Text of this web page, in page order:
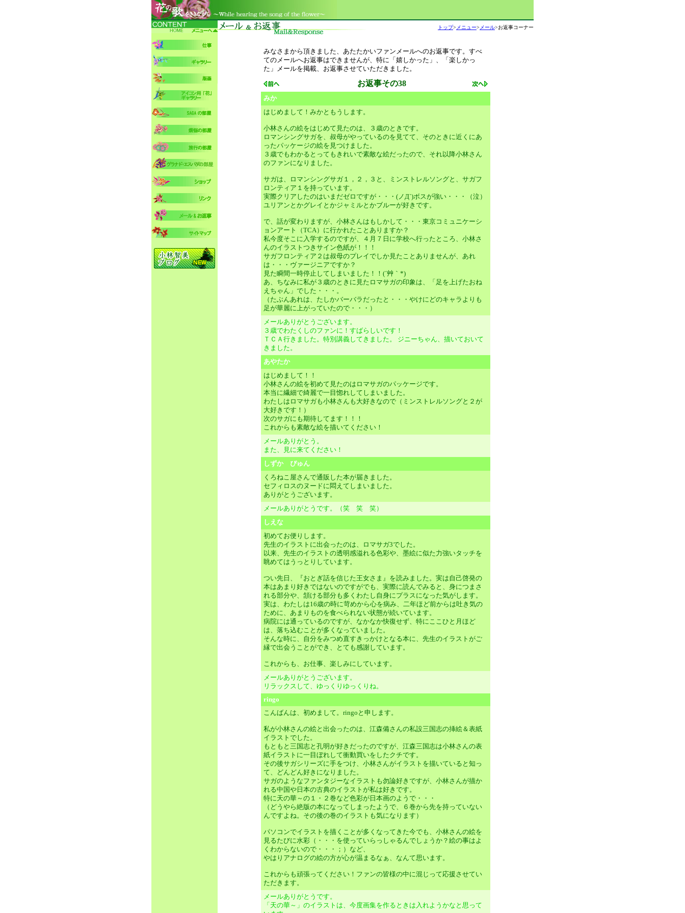
トップ> メニュー> メール>お返事コーナー
みなさまから頂きました、あたたかいファンメールへのお返事です。すべ
てのメールへお返事はできませんが、特に「嬉しかった」、「楽しかっ
た」メールを掲載、お返事させていただきました。
お返事その38
みか
はじめまして！みかともうします。
小林さんの絵をはじめて見たのは、３歳のときです。
ロマンシングサガを、叔母がやっているのを見てて、そのときに近くにあ
ったパッケージの絵を見つけました。
３歳でもわかるとってもきれいで素敵な絵だったので、それ以降小林さん
のファンになりました。
サガは、ロマンシングサガ１，２，３と、ミンストレルソングと、サガフ
ロンティア１を持っています。
実際クリアしたのはいまだゼロですが・・・(ノД`)ボスが強い・・・（泣）
ユリアンとかグレイとかジャミルとかブルーが好きです。
で、話が変わりますが、小林さんはもしかして・・・東京コミュニケーシ
ョンアート（TCA）に行かれたことありますか？
私今度そこに入学するのですが、４月７日に学校へ行ったところ、小林さ
んのイラストつきサイン色紙が！！！
サガフロンティア２は叔母のプレイでしか見たことありませんが、あれ
は・・・ヴァージニアですか？
見た瞬間一時停止してしまいました！！(´艸｀*)
あ、ちなみに私が３歳のときに見たロマサガの印象は、「足を上げたおね
えちゃん」でした・・・。
（たぶんあれは、たしかバーバラだったと・・・やけにどのキャラよりも
足が華麗に上がっていたので・・・）
メールありがとうございます。
３歳でわたくしのファンに！すばらしいです！
ＴＣＡ行きました。特別講義してきました。 ジニーちゃん、描いておいて
きました。
あやたか
はじめまして！！
小林さんの絵を初めて見たのはロマサガのパッケージです。
本当に繊細で綺麗で一目惚れしてしまいました。
わたしはロマサガも小林さんも大好きなので（ミンストレルソングと２が
大好きです！）
次のサガにも期待してます！！！
これからも素敵な絵を描いてください！
メールありがとう。
また、見に来てください！
しずか ぴゅん
くろねこ屋さんで通販した本が届きました。
セフィロスのヌードに悶えてしまいました。
ありがとうございます。
メールありがとうです。（笑 笑 笑）
しえな
初めてお便りします。
先生のイラストに出会ったのは、ロマサガ3でした。
以来、先生のイラストの透明感溢れる色彩や、墨絵に似た力強いタッチを
眺めてはうっとりしています。
つい先日、『おとぎ話を信じた王女さま』を読みました。実は自己啓発の
本はあまり好きではないのですがでも、実際に読んでみると、身につまさ
れる部分や、頷ける部分も多くわたし自身にプラスになった気がします。
実は、わたしは16歳の時に苛めから心を病み、二年ほど前からは吐き気の
ために、あまりものを食べられない状態が続いています。
病院には通っているのですが、なかなか快復せず、特にここひと月ほど
は、落ち込むことが多くなっていました。
そんな時に、自分をみつめ直すきっかけとなる本に、先生のイラストがご
縁で出会うことができ、とても感謝しています。
これからも、お仕事、楽しみにしています。
メールありがとうございます。
リラックスして、ゆっくりゆっくりね。
ringo
こんばんは、初めまして。ringoと申します。
私が小林さんの絵と出会ったのは、江森備さんの私設三国志の挿絵＆表紙
イラストでした。
もともと三国志と孔明が好きだったのですが、江森三国志は小林さんの表
紙イラストに一目ぼれして衝動買いをしたクチです。
その後サガシリーズに手をつけ、小林さんがイラストを描いていると知っ
て、どんどん好きになりました。
サガのようなファンタジーなイラストも勿論好きですが、小林さんが描か
れる中国や日本の古典のイラストが私は好きです。
特に天の華～の１・２巻など色彩が日本画のようで・・・
（どうやら絶版の本になってしまったようで、６巻から先を持っていない
んですよね。その後の巻のイラストも気になります）
パソコンでイラストを描くことが多くなってきた今でも、小林さんの絵を
見るたびに水彩（・・・を使っていらっしゃるんでしょうか？絵の事はよ
くわからないので・・・；）など、
やはりアナログの絵の方が心が温まるなぁ、なんて思います。
これからも頑張ってください！ファンの皆様の中に混じって応援させてい
ただきます。
メールありがとうです。
「天の華～」のイラストは、今度画集を作るときは入れようかなと思って